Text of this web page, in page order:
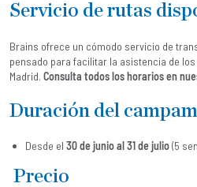
Servicio de rutas
Brains ofrece un cómodo servicio de
pensado para facilitar la asistencia de
Madrid. Consulta todos los horarios en
Duración del
Desde el 30 de junio al 31 de julio(5
Precio